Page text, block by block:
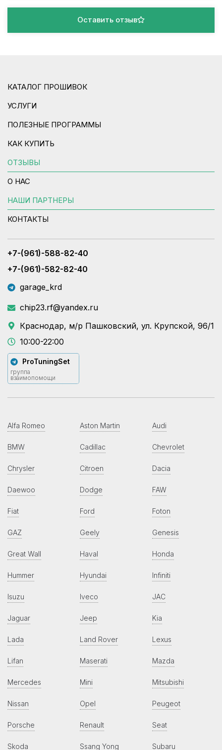
Оставить отзыв
КАТАЛОГ ПРОШИВОК
УСЛУГИ
ПОЛЕЗНЫЕ ПРОГРАММЫ
КАК КУПИТЬ
ОТЗЫВЫ
О НАС
НАШИ ПАРТНЕРЫ
КОНТАКТЫ
+7-(961)-588-82-40
+7-(961)-582-82-40
garage_krd
chip23.rf@yandex.ru
Краснодар, м/р Пашковский, ул. Крупской, 96/1
10:00-22:00
ProTuningSet
группа
взаимопомощи
Alfa Romeo Aston Martin Audi
BMW Cadillac Chevrolet
Chrysler Citroen Dacia
Daewoo Dodge FAW
Fiat Ford Foton
GAZ Geely Genesis
Great Wall Haval Honda
Hummer Hyundai Infiniti
Isuzu Iveco JAC
Jaguar Jeep Kia
Lada Land Rover Lexus
Lifan Maserati Mazda
Mercedes Mini Mitsubishi
Nissan Opel Peugeot
Porsche Renault Seat
Skoda Ssang Yong Subaru